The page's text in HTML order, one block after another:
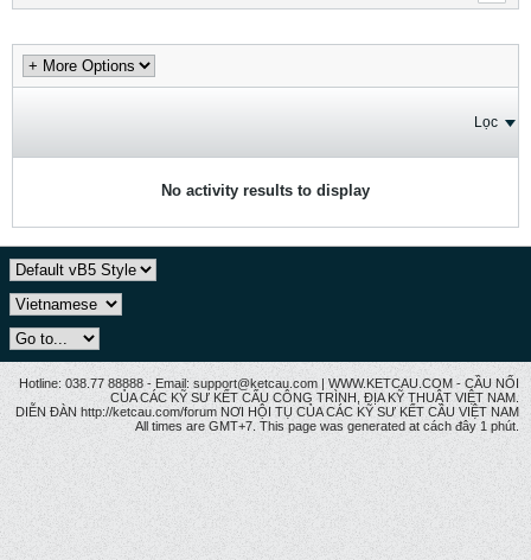
Lọc
No activity results to display
Hotline: 038.77 88888 - Email: support@ketcau.com | WWW.KETCAU.COM - CẦU NỐI
CỦA CÁC KỸ SƯ KẾT CẤU CÔNG TRÌNH, ĐỊA KỸ THUẬT VIỆT NAM.
DIỄN ĐÀN http://ketcau.com/forum NƠI HỘI TỤ CỦA CÁC KỸ SƯ KẾT CÂU VIỆT NAM
All times are GMT+7. This page was generated at cách đây 1 phút.